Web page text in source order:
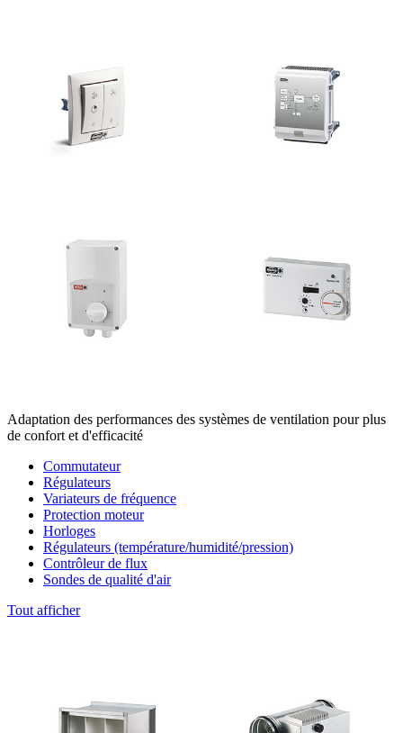
Adaptation des performances des systèmes de ventilation pour plus
de confort et d'efficacité
Commutateur
Régulateurs
Variateurs de fréquence
Protection moteur
Horloges
Régulateurs (température/humidité/pression)
Contrôleur de flux
Sondes de qualité d'air
Tout afficher